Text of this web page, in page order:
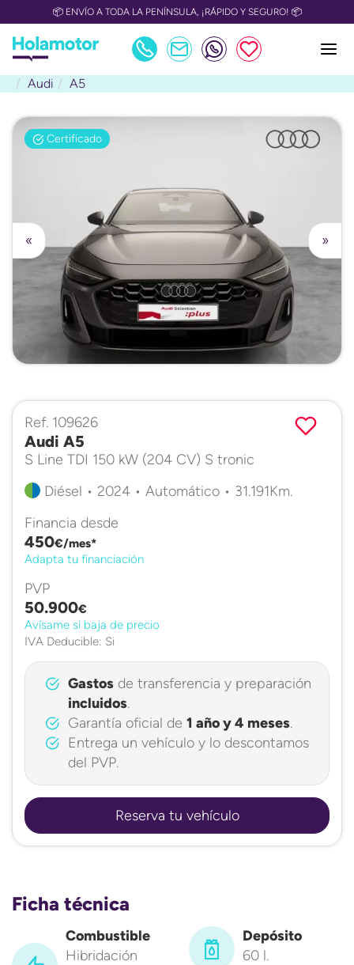
📦 ENVÍO A TODA LA PENÍNSULA, ¡RÁPIDO Y SEGURO! 📦
Audi A5
Certificado
»
«
Ref. 109626
Audi A5
S Line TDI 150 kW (204 CV) S tronic
Diésel • 2024 • Automático • 31.191Km.
Financia desde
450€/mes*
Adapta tu financiación
PVP
50.900€
Avísame si baja de precio
IVA Deducible: Si
Gastosde transferencia y preparación
incluidos.
Garantía oficial de 1 año y 4 meses.
Entrega un vehículo y lo descontamos
del PVP.
Reserva tu vehículo
Ficha técnica
Combustible
Hibridación
Depósito
60 l.